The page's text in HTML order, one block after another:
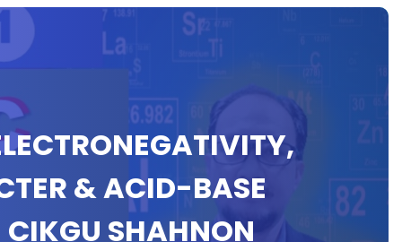
& ACID-BASE
CIKGU SHAHNON